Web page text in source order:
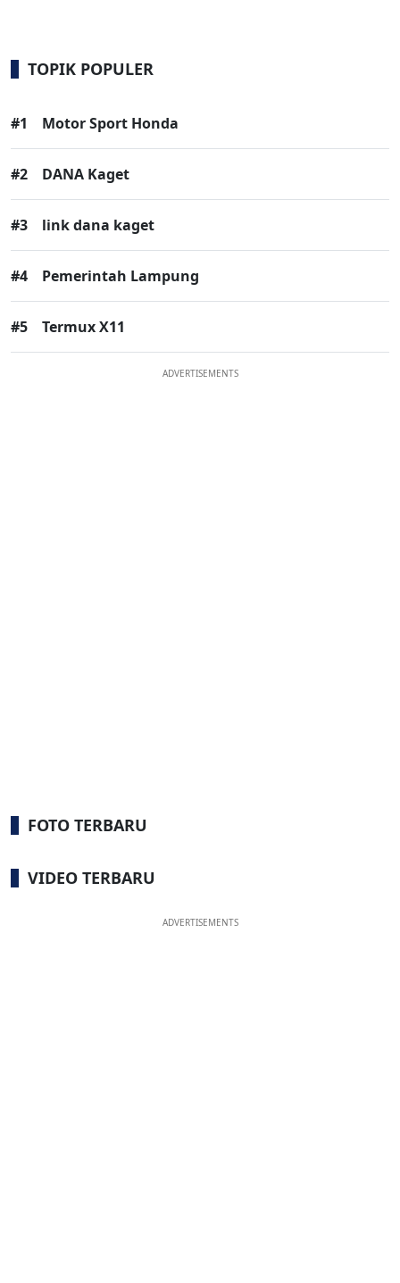
TOPIK POPULER
#1 Motor Sport Honda
#2 DANA Kaget
#3 link dana kaget
#4 Pemerintah Lampung
#5 Termux X11
ADVERTISEMENTS
FOTO TERBARU
VIDEO TERBARU
ADVERTISEMENTS